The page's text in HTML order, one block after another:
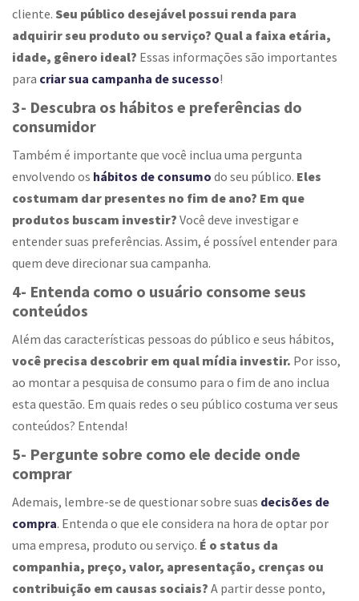
cliente. Seu público desejável possui renda para
adquirir seu produto ou serviço? Qual a faixa etária,
idade, gênero ideal? Essas informações são importantes
para criar sua campanha de sucesso!
3- Descubra os hábitos e preferências do
consumidor
Também é importante que você inclua uma pergunta
envolvendo os hábitos de consumo do seu público. Eles
costumam dar presentes no fim de ano? Em que
produtos buscam investir? Você deve investigar e
entender suas preferências. Assim, é possível entender para
quem deve direcionar sua campanha.
4- Entenda como o usuário consome seus
conteúdos
Além das características pessoas do público e seus hábitos,
você precisa descobrir em qual mídia investir. Por isso,
ao montar a pesquisa de consumo para o fim de ano inclua
esta questão. Em quais redes o seu público costuma ver seus
conteúdos? Entenda!
5- Pergunte sobre como ele decide onde
comprar
Ademais, lembre-se de questionar sobre suas decisões de
compra. Entenda o que ele considera na hora de optar por
uma empresa, produto ou serviço. É o status da
companhia, preço, valor, apresentação, crenças ou
contribuição em causas sociais? A partir desse ponto,